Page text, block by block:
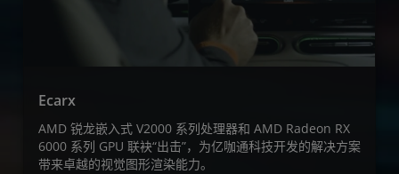
Ecarx
AMD 锐龙嵌入式 V2000 系列处理器和 AMD Radeon RX
6000 系列 GPU 联袂“出击”，为亿咖通科技开发的解决方案
带来卓越的视觉图形渲染能力。